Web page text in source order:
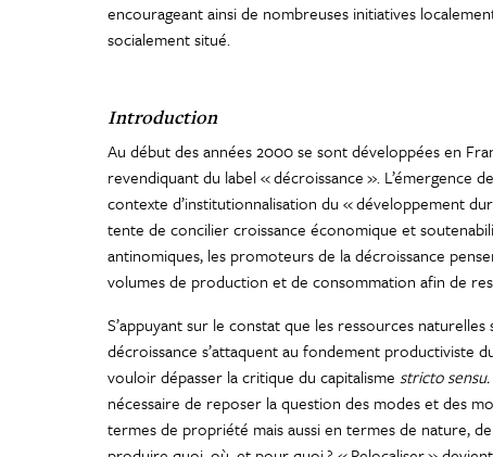
encourageant ainsi de nombreuses initiatives
socialement situé.
Introduction
Au début des années 2000 se sont développées en
revendiquant du label « décroissance ». L’émergence
contexte d’institutionnalisation du « développement
tente de concilier croissance économique et
antinomiques, les promoteurs de la décroissance
volumes de production et de consommation afin de
S’appuyant sur le constat que les ressources
décroissance s’attaquent au fondement productiviste
vouloir dépasser la critique du capitalisme stricto sensu.
nécessaire de reposer la question des modes et des
termes de propriété mais aussi en termes de nature,